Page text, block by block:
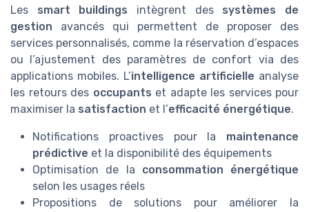
Les smart buildings intègrent des systèmes de
gestion avancés qui permettent de proposer des
services personnalisés, comme la réservation d’espaces
ou l’ajustement des paramètres de confort via des
applications mobiles. L’intelligence artificielle analyse
les retours des occupants et adapte les services pour
maximiser la satisfaction et l’efficacité énergétique.
Notifications proactives pour la maintenance
prédictive et la disponibilité des équipements
Optimisation de la consommation énergétique
selon les usages réels
Propositions de solutions pour améliorer la